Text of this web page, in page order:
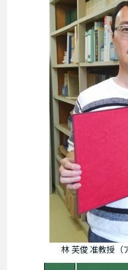
林 芙俊 准教授（